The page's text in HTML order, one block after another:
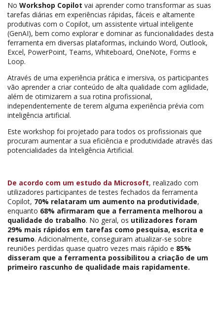
No Workshop Copilot vai aprender como transformar as suas
tarefas diárias em experiências rápidas, fáceis e altamente
produtivas com o Copilot, um assistente virtual inteligente
(GenAI), bem como explorar e dominar as funcionalidades desta
ferramenta em diversas plataformas, incluindo Word, Outlook,
Excel, PowerPoint, Teams, Whiteboard, OneNote, Forms e
Loop.
Através de uma experiência prática e imersiva, os participantes
vão aprender a criar conteúdo de alta qualidade com agilidade,
além de otimizarem a sua rotina profissional,
independentemente de terem alguma experiência prévia com
inteligência artificial.
Este workshop foi projetado para todos os profissionais que
procuram aumentar a sua eficiência e produtividade através das
potencialidades da Inteligência Artificial.
De acordo com um estudo da Microsoft, realizado com
utilizadores participantes de testes fechados da ferramenta
Copilot, 70% relataram um aumento na produtividade,
enquanto 68% afirmaram que a ferramenta melhorou a
qualidade do trabalho. No geral, os utilizadores foram
29% mais rápidos em tarefas como pesquisa, escrita e
resumo. Adicionalmente, conseguiram atualizar-se sobre
reuniões perdidas quase quatro vezes mais rápido e 85%
disseram que a ferramenta possibilitou a criação de um
primeiro rascunho de qualidade mais rapidamente​.